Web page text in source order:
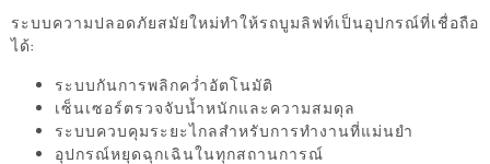
ระบบความปลอดภัยสมัยใหม่ทำให้รถบูมลิฟท์เป็นอุปกรณ์ที่เชื่อถือ
ได้:
ระบบกันการพลิกคว่ำอัตโนมัติ
เซ็นเซอร์ตรวจจับน้ำหนักและความสมดุล
ระบบควบคุมระยะไกลสำหรับการทำงานที่แม่นยำ
อุปกรณ์หยุดฉุกเฉินในทุกสถานการณ์